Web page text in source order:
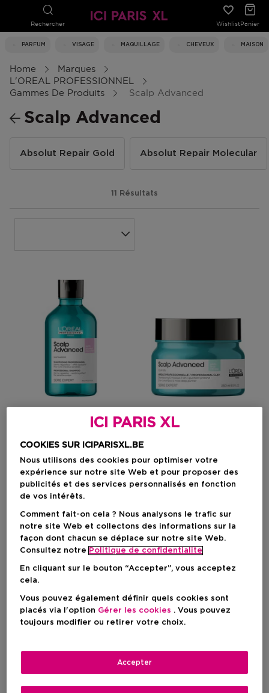
Rechercher WishlistPanier
PARFUM VISAGE MAQUILLAGE CHEVEUX MAISON
Home
Marques
L'OREAL PROFESSIONNEL
Gammes De Produits
Scalp Advanced
Scalp Advanced
Absolut Repair Gold Absolut Repair Molecular
11 Résultats
L'OREAL PROFESSIONNEL
Scalp Advanced
Shampooing Dermo-
Régulateur Anti-Inconfort
26,45 €
L'OREAL PROFESSIONNEL
Scalp Advanced
Argile Purifiante Profonde 2-
En-1 Anti-Sébum
34,10 €
ICI PARIS XL
COOKIES SUR ICIPARISXL.BE
Nous utilisons des cookies pour optimiser votre
expérience sur notre site Web et pour proposer des
publicités et des services personnalisés en fonction
de vos intérêts.
Comment fait-on cela ? Nous analysons le trafic sur
notre site Web et collectons des informations sur la
façon dont chacun se déplace sur notre site Web.
Consultez notre Politique de confidentialite
En cliquant sur le bouton “Accepter”, vous acceptez
cela.
Vous pouvez également définir quels cookies sont
placés via l'option Gérer les cookies . Vous pouvez
toujours modifier ou retirer votre choix.
Accepter